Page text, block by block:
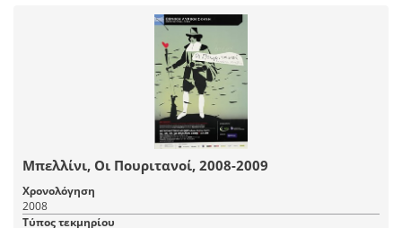
Μπελλίνι, Οι Πουριτανοί, 2008-2009
Χρονολόγηση
2008
Τύπος τεκμηρίου